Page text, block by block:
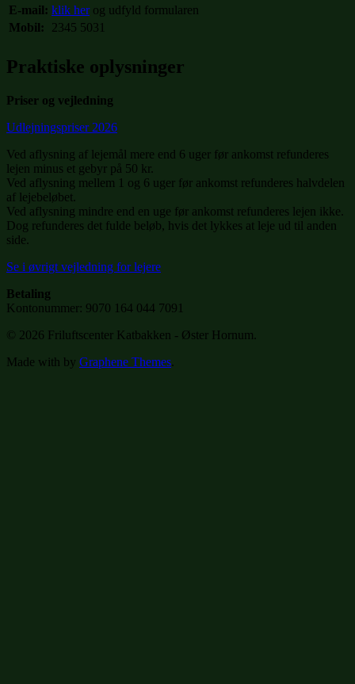
E-mail: klik herog udfyld formularen
Mobil:
2345 5031
Praktiske oplysninger
Priser og vejledning
Udlejningspriser 2026
Ved aflysning af lejemål mere end 6 uger før ankomst refunderes
lejen minus et gebyr på 50 kr.
Ved aflysning mellem 1 og 6 uger før ankomst refunderes halvdelen
af lejebeløbet.
Ved aflysning mindre end en uge før ankomst refunderes lejen ikke.
Dog refunderes det fulde beløb, hvis det lykkes at leje ud til anden
side.
Se i øvrigt vejledning for lejere
Betaling
Kontonummer: 9070 164 044 7091
© 2026 Friluftscenter Katbakken - Øster Hornum.
Made with by Graphene Themes.